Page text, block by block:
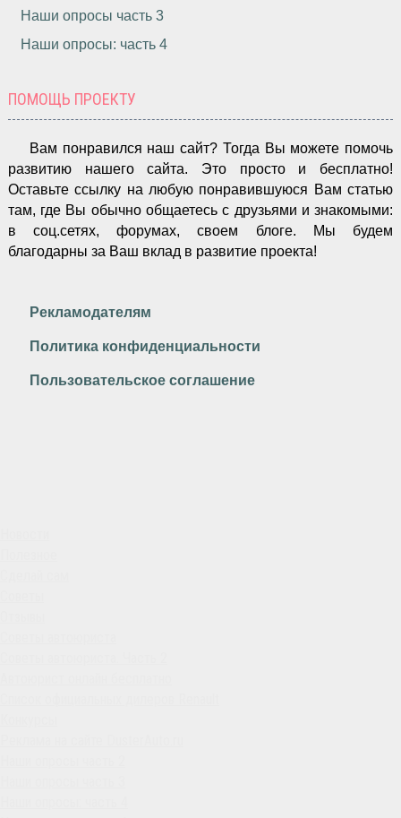
Наши опросы часть 3
Наши опросы: часть 4
ПОМОЩЬ ПРОЕКТУ
Вам понравился наш сайт? Тогда Вы можете помочь
развитию нашего сайта. Это просто и бесплатно!
Оставьте ссылку на любую понравившуюся Вам статью
там, где Вы обычно общаетесь с друзьями и знакомыми:
в соц.сетях, форумах, своем блоге. Мы будем
благодарны за Ваш вклад в развитие проекта!
Рекламодателям
Политика конфиденциальности
Пользовательское соглашение